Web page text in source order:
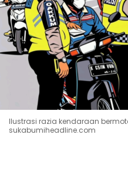
Ilustrasi razia kendaraan
sukabumiheadline.com